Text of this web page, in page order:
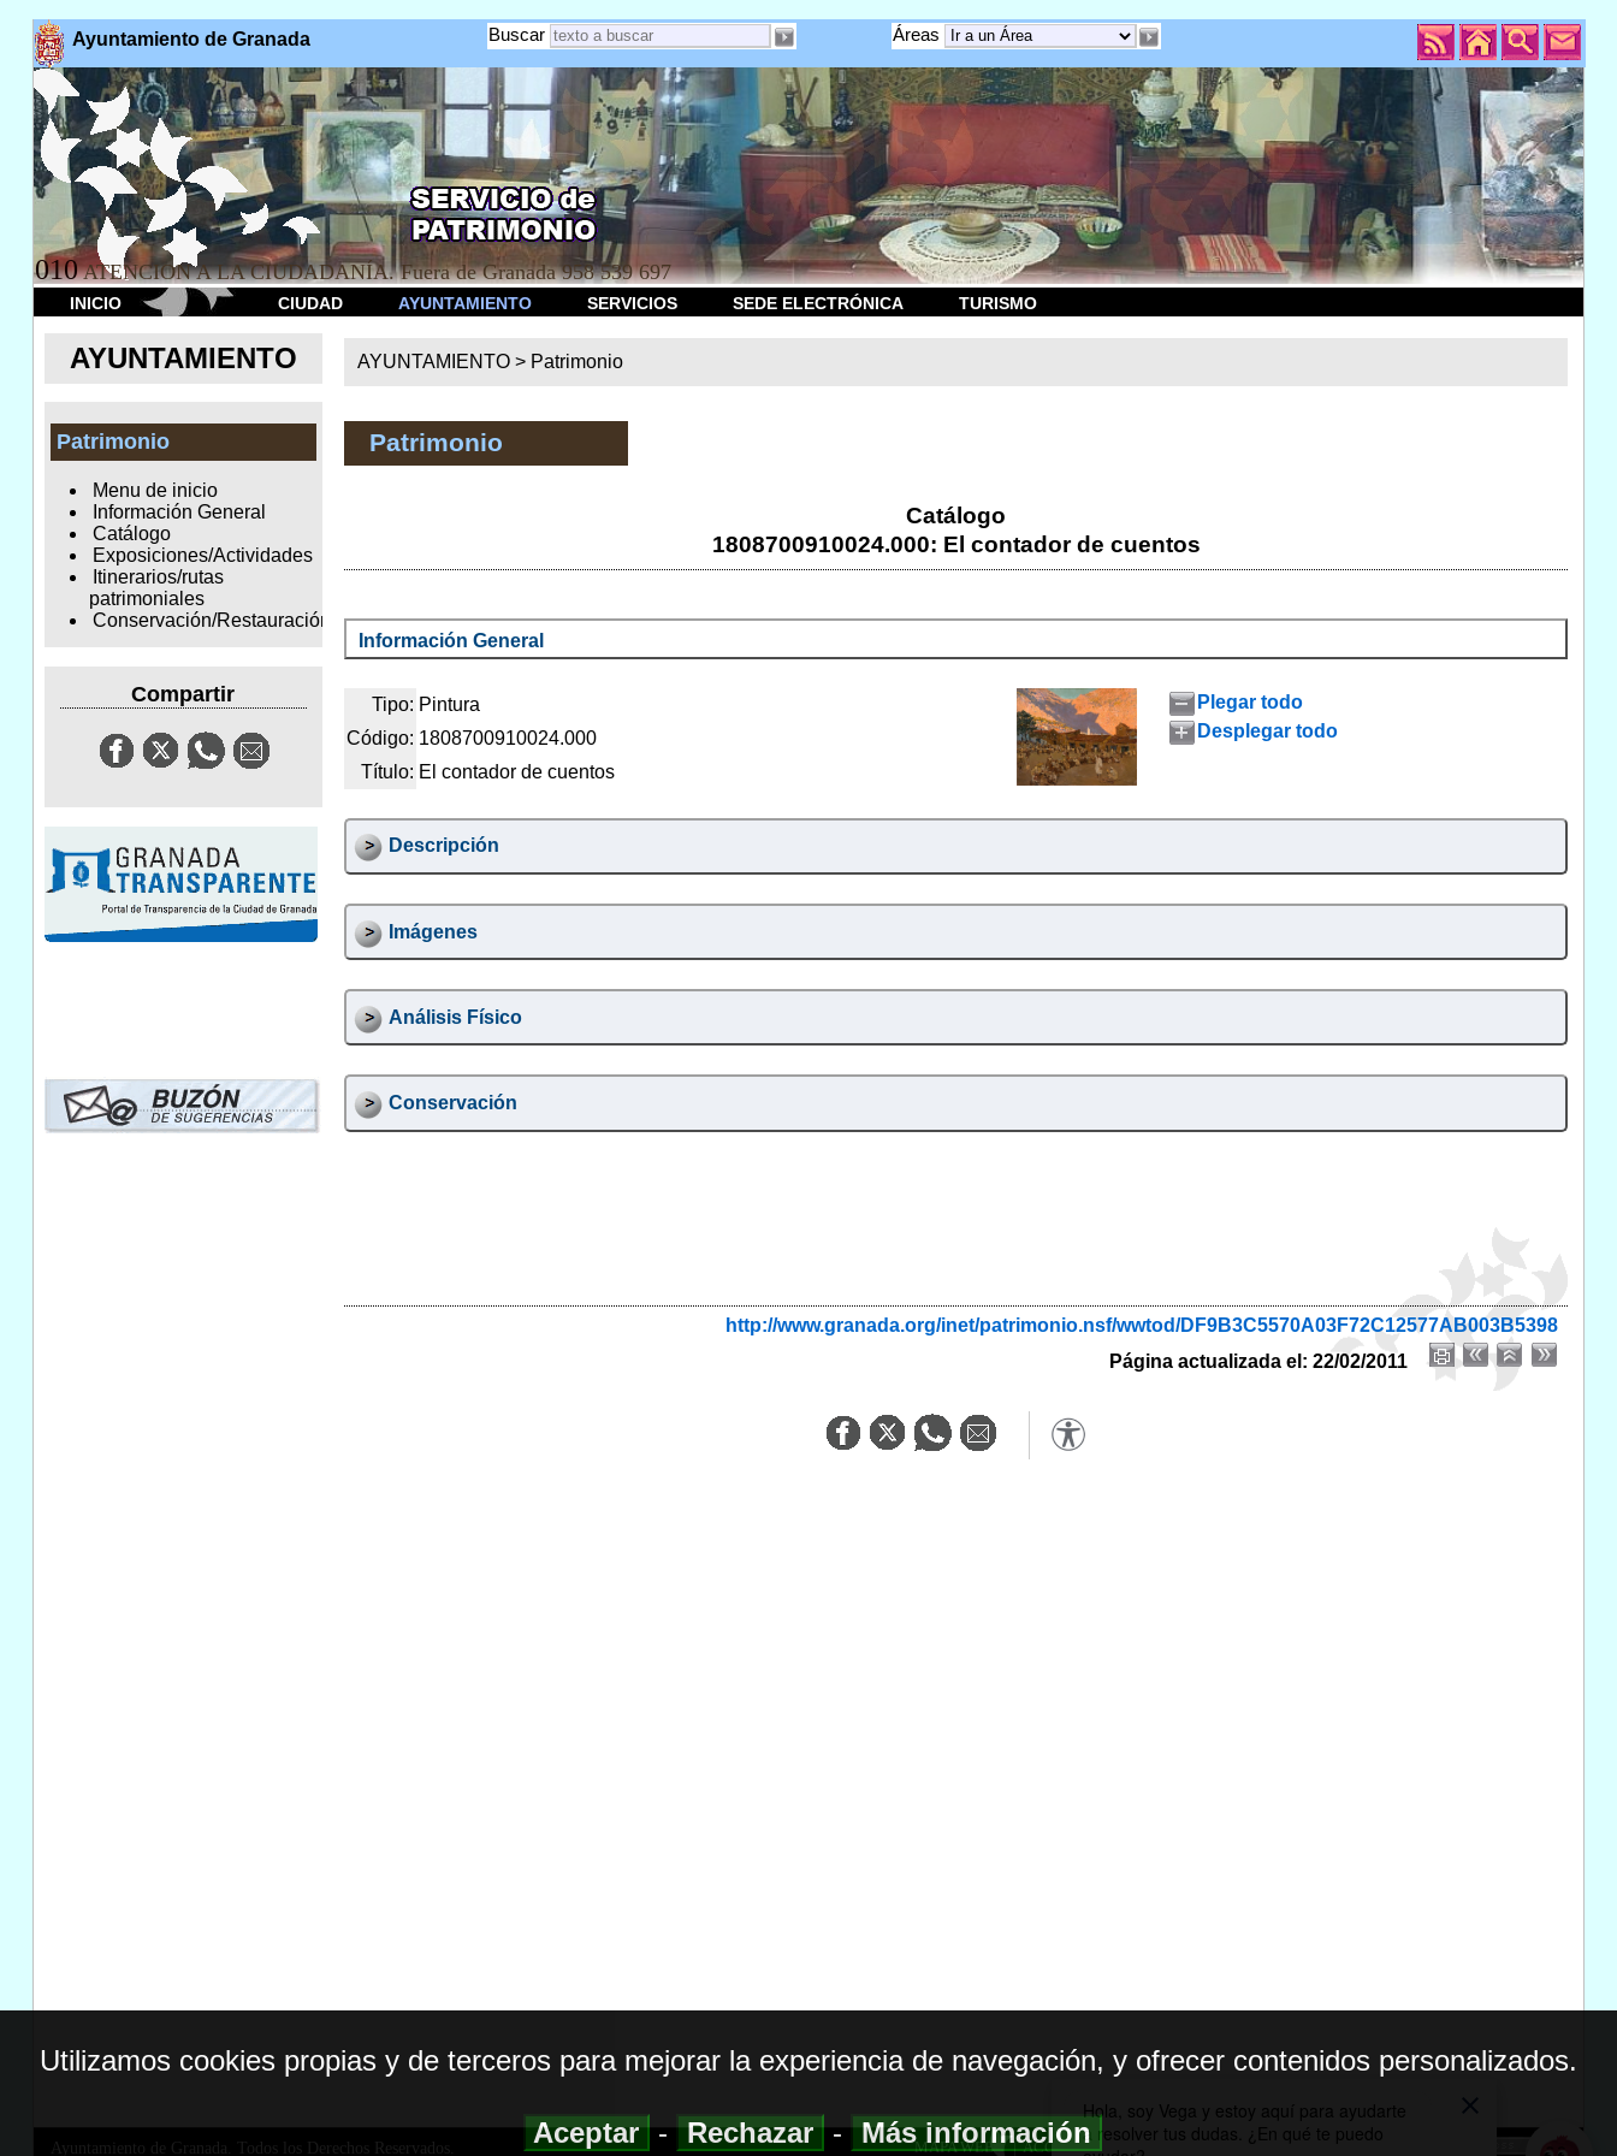
Ayuntamiento de Granada Áreas
Buscar
010 ATENCION A LA CIUDADANÍA. Fuera de Granada 958 539 697
INICIO CIUDAD AYUNTAMIENTO SERVICIOS SEDE ELECTRÓNICA TURISMO
AYUNTAMIENTO
Patrimonio
Menu de inicio
Información General
Catálogo
Exposiciones/Actividades
Itinerarios/rutas
patrimoniales
Conservación/Restauración
Compartir
AYUNTAMIENTO > Patrimonio
Patrimonio
Catálogo
1808700910024.000: El contador de cuentos
Información General
Tipo: Pintura
Código: 1808700910024.000
Título: El contador de cuentos
Plegar todo
Desplegar todo
Descripción
Imágenes
Análisis Físico
Conservación
http://www.granada.org/inet/patrimonio.nsf/wwtod/DF9B3C5570A03F72C12577AB003B5398
Página actualizada el: 22/02/2011
Ayuntamiento de Granada. Todos los Derechos Reservados. MAPA WEB|ACCESIBILIDAD
Utilizamos cookies propias y de terceros para mejorar la experiencia de navegación, y ofrecer contenidos personalizados.
Aceptar-Rechazar-Más información